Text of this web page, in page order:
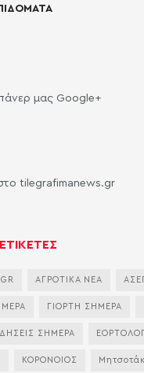
μας Google+
tilegrafimanews.gr
ΑΓΡΟΤΙΚΑ ΝΕΑ
ΓΙΟΡΤΗ ΣΗΜΕΡΑ
ΣΗΜΕΡΑ
ΚΟΡΟΝΟΙΟΣ